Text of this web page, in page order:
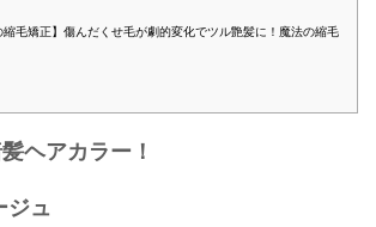
縮毛矯正】傷んだくせ毛が劇的変化でツル艶髪に！魔法の縮毛
ヘアカラー！
ジュ